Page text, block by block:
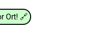
Ort! 🔗